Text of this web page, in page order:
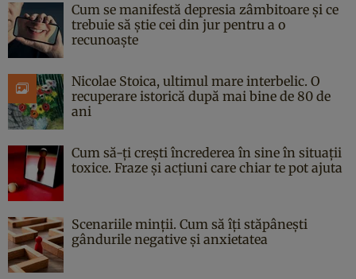
Cum se manifestă depresia zâmbitoare și ce
trebuie să știe cei din jur pentru a o
recunoaște
Nicolae Stoica, ultimul mare interbelic. O
recuperare istorică după mai bine de 80 de
ani
Cum să-ți crești încrederea în sine în situații
toxice. Fraze și acțiuni care chiar te pot ajuta
Scenariile minții. Cum să îți stăpânești
gândurile negative și anxietatea